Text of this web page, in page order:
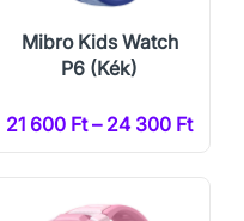
Mibro Kids Watch
P6 (Kék)
21 600 Ft – 24 300 Ft